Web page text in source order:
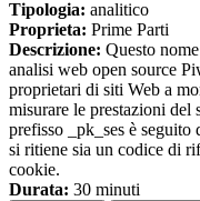
Tipologia: analitico
Proprieta: Prime Parti
Descrizione: Questo
analisi web open source
proprietari di siti Web a
misurare le prestazioni
prefisso _pk_ses è seguito
si ritiene sia un codice di
cookie.
Durata: 30 minuti